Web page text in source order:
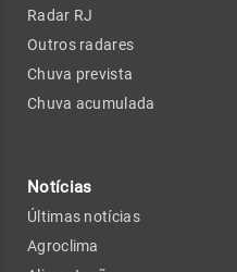
Radar RJ
Outros radares
Chuva prevista
Chuva acumulada
Notícias
Últimas notícias
Agroclima